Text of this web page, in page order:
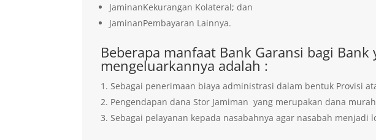
JaminanKekurangan Kolateral; dan
JaminanPembayaran Lainnya.
Beberapa manfaat Bank Garansi bagi Bank
mengeluarkannya adalah :
Sebagai penerimaan biaya administrasi dalam bentuk Provisi
Pengendapan dana Stor Jamiman yang merupakan dana murah
Sebagai pelayanan kepada nasabahnya agar nasabah menjadi